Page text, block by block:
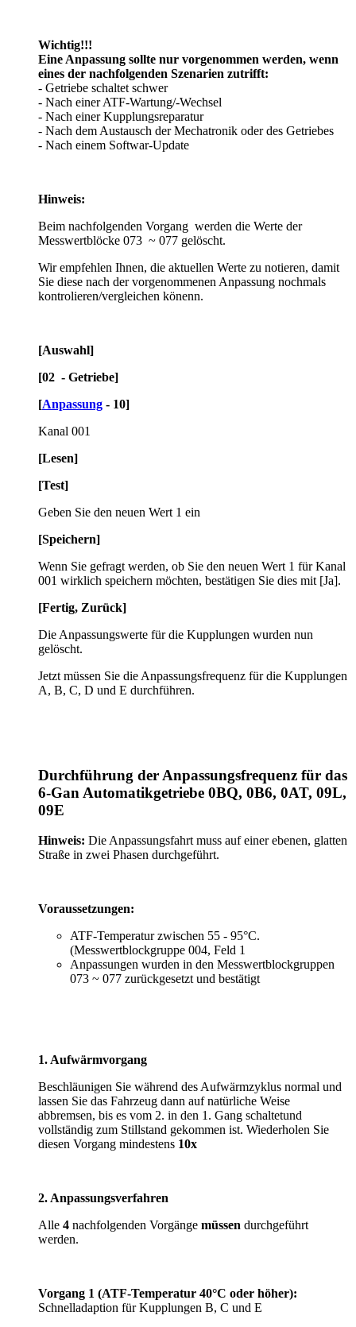
Wichtig!!!
Eine Anpassung sollte nur vorgenommen werden, wenn
eines der nachfolgenden Szenarien zutrifft:
- Getriebe schaltet schwer
- Nach einer ATF-Wartung/-Wechsel
- Nach einer Kupplungsreparatur
- Nach dem Austausch der Mechatronik oder des Getriebes
- Nach einem Softwar-Update
Hinweis:
Beim nachfolgenden Vorgang werden die Werte der
Messwertblöcke 073 ~ 077 gelöscht.
Wir empfehlen Ihnen, die aktuellen Werte zu notieren, damit
Sie diese nach der vorgenommenen Anpassung nochmals
kontrolieren/vergleichen könenn.
[Auswahl]
[02 - Getriebe]
[Anpassung - 10]
Kanal 001
[Lesen]
[Test]
Geben Sie den neuen Wert 1 ein
[Speichern]
Wenn Sie gefragt werden, ob Sie den neuen Wert 1 für Kanal
001 wirklich speichern möchten, bestätigen Sie dies mit [Ja].
[Fertig, Zurück]
Die Anpassungswerte für die Kupplungen wurden nun
gelöscht.
Jetzt müssen Sie die Anpassungsfrequenz für die Kupplungen
A, B, C, D und E durchführen.
Durchführung der Anpassungsfrequenz für das
6-Gan Automatikgetriebe 0BQ, 0B6, 0AT, 09L,
09E
Hinweis: Die Anpassungsfahrt muss auf einer ebenen, glatten
Straße in zwei Phasen durchgeführt.
Voraussetzungen:
ATF-Temperatur zwischen 55 - 95°C.
(Messwertblockgruppe 004, Feld 1
Anpassungen wurden in den Messwertblockgruppen
073 ~ 077 zurückgesetzt und bestätigt
1. Aufwärmvorgang
Beschläunigen Sie während des Aufwärmzyklus normal und
lassen Sie das Fahrzeug dann auf natürliche Weise
abbremsen, bis es vom 2. in den 1. Gang schaltetund
vollständig zum Stillstand gekommen ist. Wiederholen Sie
diesen Vorgang mindestens 10x
2. Anpassungsverfahren
Alle 4 nachfolgenden Vorgänge müssen durchgeführt
werden.
Vorgang 1 (ATF-Temperatur 40°C oder höher):
Schnelladaption für Kupplungen B, C und E